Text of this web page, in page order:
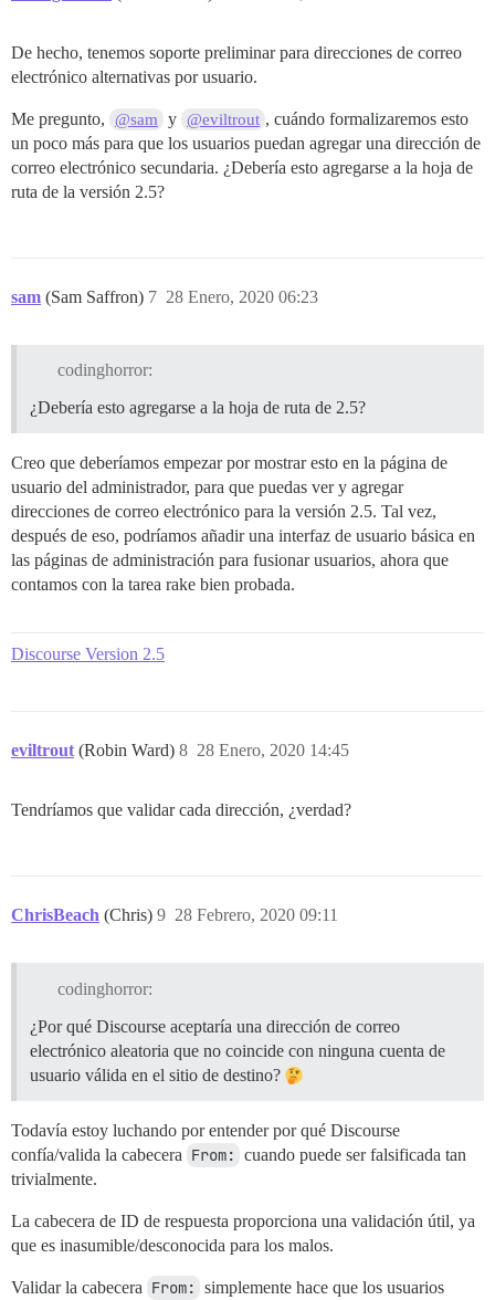
De hecho, tenemos soporte preliminar para direcciones de correo
electrónico alternativas por usuario.
Me pregunto, @sam y @eviltrout , cuándo formalizaremos esto
un poco más para que los usuarios puedan agregar una dirección de
correo electrónico secundaria. ¿Debería esto agregarse a la hoja de
ruta de la versión 2.5?
sam (Sam Saffron) 28 Enero, 2020 06:23
7
codinghorror:
¿Debería esto agregarse a la hoja de ruta de 2.5?
Creo que deberíamos empezar por mostrar esto en la página de
usuario del administrador, para que puedas ver y agregar
direcciones de correo electrónico para la versión 2.5. Tal vez,
después de eso, podríamos añadir una interfaz de usuario básica en
las páginas de administración para fusionar usuarios, ahora que
contamos con la tarea rake bien probada.
Discourse Version 2.5
eviltrout (Robin Ward) 28 Enero, 2020 14:45
8
Tendríamos que validar cada dirección, ¿verdad?
ChrisBeach (Chris) 28 Febrero, 2020 09:11
9
codinghorror:
¿Por qué Discourse aceptaría una dirección de correo
electrónico aleatoria que no coincide con ninguna cuenta de
usuario válida en el sitio de destino?
Todavía estoy luchando por entender por qué Discourse
confía/valida la cabecera From: cuando puede ser falsificada tan
trivialmente.
La cabecera de ID de respuesta proporciona una validación útil, ya
que es inasumible/desconocida para los malos.
Validar la cabecera From: simplemente hace que los usuarios